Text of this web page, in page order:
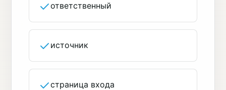
ответственный
источник
страница входа